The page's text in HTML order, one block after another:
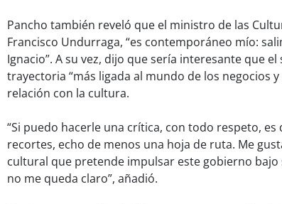
Pancho también reveló que el ministro de las
Francisco Undurraga, “es contemporáneo mío:
Ignacio”. A su vez, dijo que sería interesante que
trayectoria “más ligada al mundo de los negocios
relación con la cultura.
“Si puedo hacerle una crítica, con todo respeto,
recortes, echo de menos una hoja de ruta. Me
cultural que pretende impulsar este gobierno bajo
no me queda claro”, añadió.